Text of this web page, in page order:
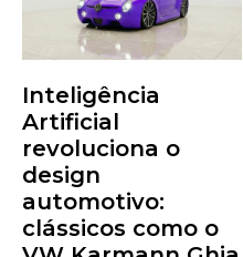
Inteligência
Artificial
revoluciona o
design
automotivo:
clássicos como o